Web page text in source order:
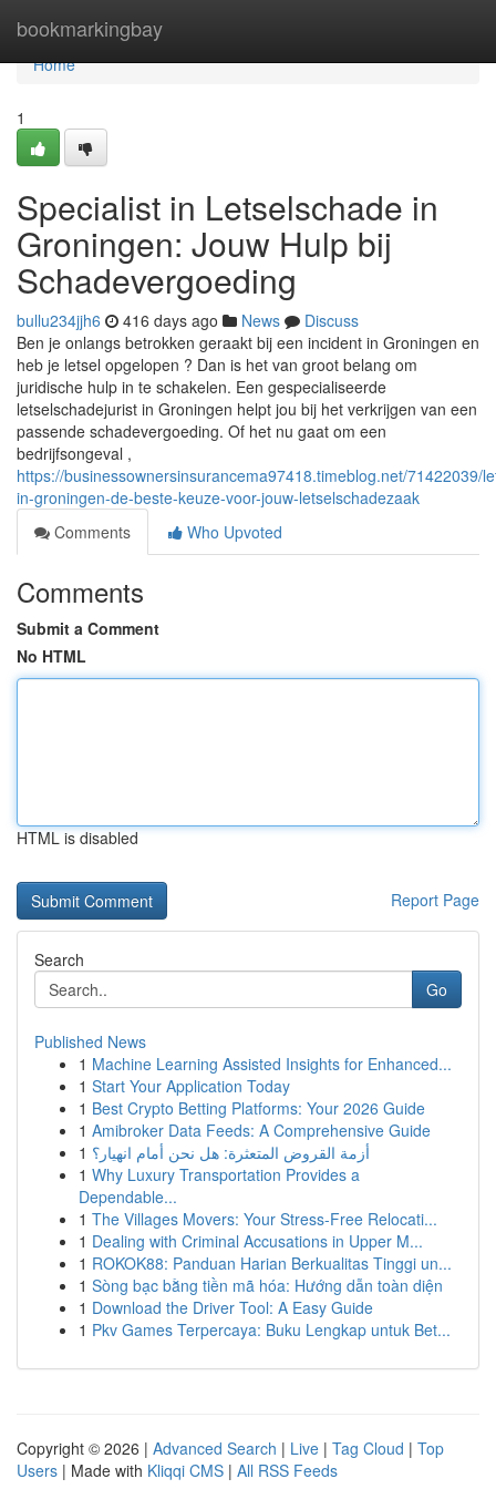
bookmarkingbay
Home
Home
1
Specialist in Letselschade in
Groningen: Jouw Hulp bij
Schadevergoeding
bullu234jjh6 416 days ago News
Discuss
Ben je onlangs betrokken geraakt bij een incident in Groningen en
heb je letsel opgelopen ? Dan is het van groot belang om
juridische hulp in te schakelen. Een gespecialiseerde
letselschadejurist in Groningen helpt jou bij het verkrijgen van een
passende schadevergoeding. Of het nu gaat om een
bedrijfsongeval ,
https://businessownersinsurancema97418.timeblog.net/71422039/
in-groningen-de-beste-keuze-voor-jouw-letselschadezaak
Comments
Who Upvoted
Comments
Submit a Comment
No HTML
HTML is disabled
Report Page
Search
Go
Published News
1 Machine Learning Assisted Insights for Enhanced...
1 Start Your Application Today
1 Best Crypto Betting Platforms: Your 2026 Guide
1 Amibroker Data Feeds: A Comprehensive Guide
1 أزمة القروض المتعثرة: هل نحن أمام انهيار؟
1 Why Luxury Transportation Provides a
Dependable...
1 The Villages Movers: Your Stress-Free Relocati...
1 Dealing with Criminal Accusations in Upper M...
1 ROKOK88: Panduan Harian Berkualitas Tinggi un...
1 Sòng bạc bằng tiền mã hóa: Hướng dẫn toàn diện
1 Download the Driver Tool: A Easy Guide
1 Pkv Games Terpercaya: Buku Lengkap untuk Bet...
Copyright © 2026 | Advanced Search | Live | Tag Cloud | Top
Users | Made with Kliqqi CMS | All RSS Feeds